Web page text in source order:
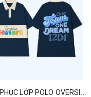
ĐỒNG PHỤC LỚP POLO OVERSIZED ONE TEAM ONE DREAM